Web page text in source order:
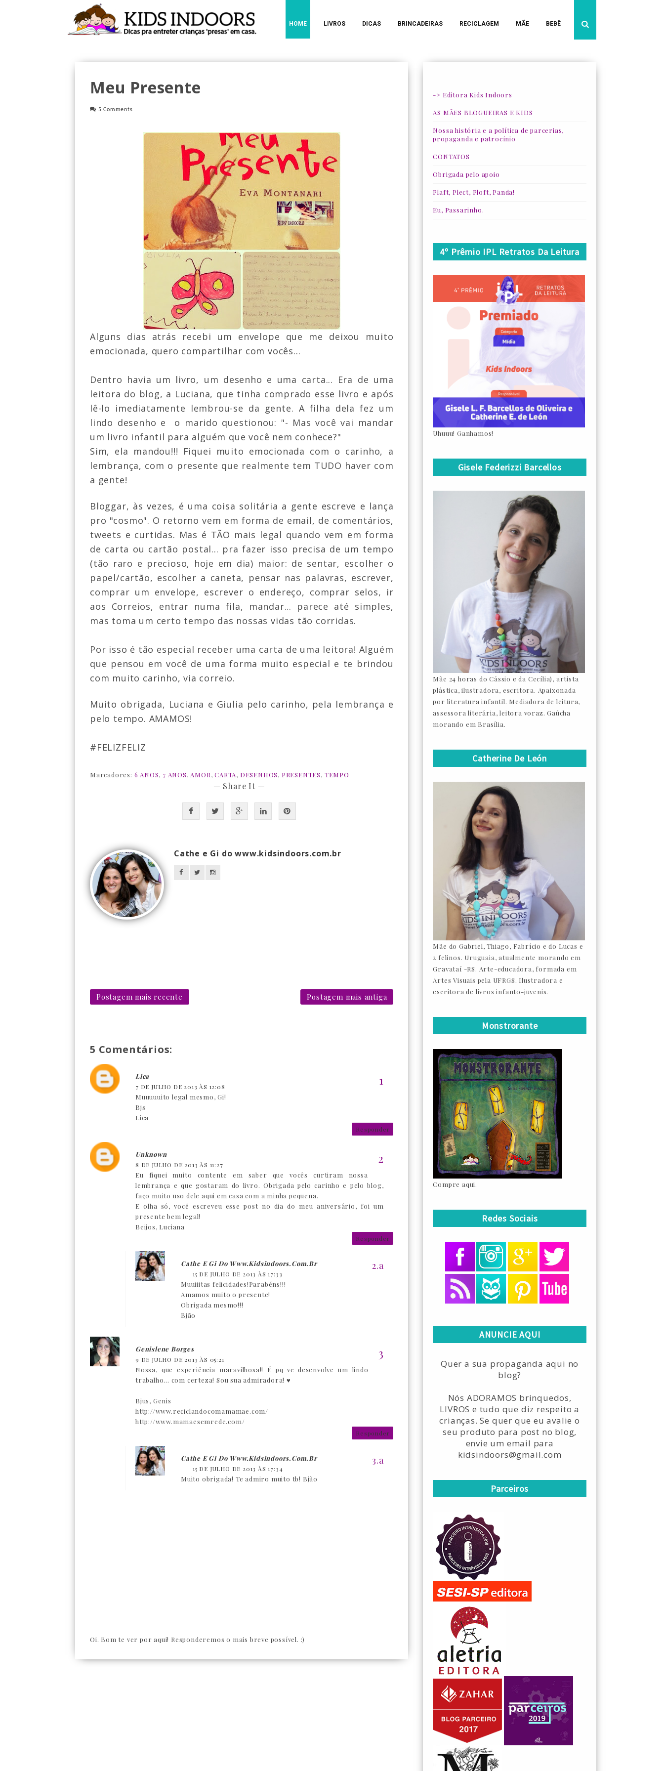
HOME LIVROS DICAS BRINCADEIRAS RECICLAGEM MÃE BEBÊ
Meu Presente
5 Comments
Alguns dias atrás recebi um envelope que me deixou muito
emocionada, quero compartilhar com vocês...
Dentro havia um livro, um desenho e uma carta... Era de uma
leitora do blog, a Luciana, que tinha comprado esse livro e após
lê-lo imediatamente lembrou-se da gente. A filha dela fez um
lindo desenho e o marido questionou: "- Mas você vai mandar
um livro infantil para alguém que você nem conhece?"
Sim, ela mandou!!! Fiquei muito emocionada com o carinho, a
lembrança, com o presente que realmente tem TUDO haver com
a gente!
Bloggar, às vezes, é uma coisa solitária a gente escreve e lança
pro "cosmo". O retorno vem em forma de email, de comentários,
tweets e curtidas. Mas é TÃO mais legal quando vem em forma
de carta ou cartão postal... pra fazer isso precisa de um tempo
(tão raro e precioso, hoje em dia) maior: de sentar, escolher o
papel/cartão, escolher a caneta, pensar nas palavras, escrever,
comprar um envelope, escrever o endereço, comprar selos, ir
aos Correios, entrar numa fila, mandar... parece até simples,
mas toma um certo tempo das nossas vidas tão corridas.
Por isso é tão especial receber uma carta de uma leitora! Alguém
que pensou em você de uma forma muito especial e te brindou
com muito carinho, via correio.
Muito obrigada, Luciana e Giulia pelo carinho, pela lembrança e
pelo tempo. AMAMOS!
#FELIZFELIZ
Marcadores: 6 ANOS, 7 ANOS, AMOR,CARTA, DESENHOS, PRESENTES, TEMPO
— Share It —
Cathe e Gi do www.kidsindoors.com.br
Postagem mais recente Postagem mais antiga
5 Comentários:
Lica
7 DE JULHO DE 2013 ÀS 12:08
Muuuuuito legal mesmo, Gi!
Bjs
Lica
Responder
Unknown
8 DE JULHO DE 2013 ÀS 11:27
Eu fiquei muito contente em saber que vocês curtiram nossa
lembrança e que gostaram do livro. Obrigada pelo carinho e pelo blog,
faço muito uso dele aqui em casa com a minha pequena.
E olha só, você escreveu esse post no dia do meu aniversário, foi um
presente bem legal!
Beijos, Luciana
Responder
Cathe E Gi Do Www.kidsindoors.com.br
15 DE JULHO DE 2013 ÀS 17:33
Muuiiitas felicidades!Parabéns!!!
Amamos muito o presente!
Obrigada mesmo!!!
Bjão
Genislene Borges
9 DE JULHO DE 2013 ÀS 05:21
Nossa, que experiência maravilhosa!! É pq vc desenvolve um lindo
trabalho... com certeza! Sou sua admiradora! ♥
Bjus, Genis
http://www.reciclandocomamamae.com/
http://www.mamaesemrede.com/
Responder
Cathe E Gi Do Www.kidsindoors.com.br
15 DE JULHO DE 2013 ÀS 17:34
Muito obrigada! Te admiro muito tb! Bjão
Oi. Bom te ver por aqui! Responderemos o mais breve possível. :)
-> Editora Kids Indoors
AS MÃES BLOGUEIRAS E KIDS
Nossa história e a política de parcerias,
propaganda e patrocínio
CONTATOS
Obrigada pelo apoio
Plaft, Plect, Ploft, Panda!
Eu, Passarinho.
4º Prêmio IPL Retratos Da Leitura
Uhuuu! Ganhamos!
Gisele Federizzi Barcellos
Mãe 24 horas do Cássio e da Cecília), artista
plástica, ilustradora, escritora. Apaixonada
por literatura infantil. Mediadora de leitura,
assessora literária, leitora voraz. Gaúcha
morando em Brasília.
Catherine De León
Mãe do Gabriel, Thiago, Fabrício e do Lucas e
2 felinos. Uruguaia, atualmente morando em
Gravataí -RS. Arte-educadora, formada em
Artes Visuais pela UFRGS. Ilustradora e
escritora de livros infanto-juvenis.
Monstrorante
Compre aqui.
Redes Sociais
ANUNCIE AQUI
Quer a sua propaganda aqui no
blog?
Nós ADORAMOS brinquedos,
LIVROS e tudo que diz respeito a
crianças. Se quer que eu avalie o
seu produto para post no blog,
envie um email para
kidsindoors@gmail.com
Parceiros